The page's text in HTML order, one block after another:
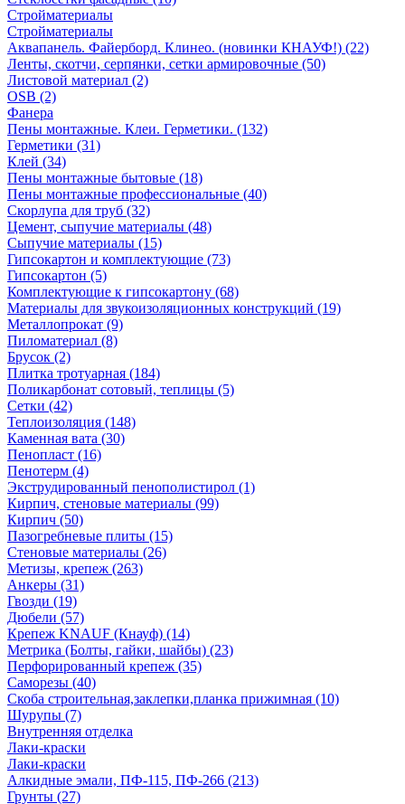
Стройматериалы
Стройматериалы
Аквапанель. Файерборд. Клинео. (новинки КНАУФ!) (22)
Ленты, скотчи, серпянки, сетки армировочные (50)
Листовой материал (2)
OSB (2)
Фанера
Пены монтажные. Клеи. Герметики. (132)
Герметики (31)
Клей (34)
Пены монтажные бытовые (18)
Пены монтажные профессиональные (40)
Скорлупа для труб (32)
Цемент, сыпучие материалы (48)
Сыпучие материалы (15)
Гипсокартон и комплектующие (73)
Гипсокартон (5)
Комплектующие к гипсокартону (68)
Материалы для звукоизоляционных конструкций (19)
Металлопрокат (9)
Пиломатериал (8)
Брусок (2)
Плитка тротуарная (184)
Поликарбонат сотовый, теплицы (5)
Сетки (42)
Теплоизоляция (148)
Каменная вата (30)
Пенопласт (16)
Пенотерм (4)
Экструдированный пенополистирол (1)
Кирпич, стеновые материалы (99)
Кирпич (50)
Пазогребневые плиты (15)
Стеновые материалы (26)
Метизы, крепеж (263)
Анкеры (31)
Гвозди (19)
Дюбели (57)
Крепеж KNAUF (Кнауф) (14)
Метрика (Болты, гайки, шайбы) (23)
Перфорированный крепеж (35)
Саморезы (40)
Скоба строительная,заклепки,планка прижимная (10)
Шурупы (7)
Внутренняя отделка
Лаки-краски
Лаки-краски
Алкидные эмали, ПФ-115, ПФ-266 (213)
Грунты (27)